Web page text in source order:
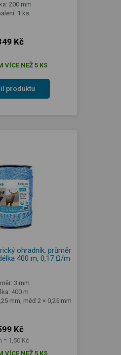
200 mm
1 ks
Kč
VÍCE NEŽ 5 KS
produktu
ohradník, průměr
400 m, 0,17 Ω/m
3 mm
400 m
mm, měď 2 × 0,25 mm
Kč
= 1,50 Kč
VÍCE NEŽ 5 KS